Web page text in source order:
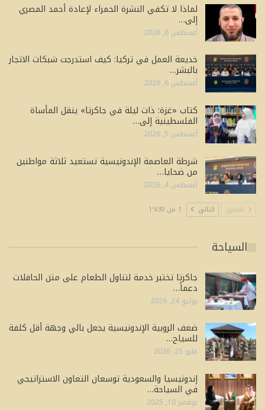
لماذا لا تكفي النشرة الحمراء لإعادة أحمد المصري
إلى…
أغسطس 6, 2026
خديعة العمل في تركيا: كيف استدرجت شبكات الاتجار
بالبشر…
أغسطس 6, 2026
كتاب «غزة: ذات ليلة في جاكرتا» ينقل المأساة
الفلسطينية إلى…
أغسطس 5, 2026
شرطة العاصمة الإندونيسية تستعيد ثلاثة مواطنين
من ضحايا…
أغسطس 4, 2026
السابق التالي 1 من 1٬630
السياحة
جاكرتا تختبر خدمة لتناول الطعام على متن الحافلات
دعماً…
يوليو 24, 2026
ضعف الروبية الإندونيسية يجعل بالي وجهة أقل كلفة
للسياح…
مايو 25, 2026
إندونيسيا والسعودية توسعان التعاون الاستراتيجي
في السياحة…
نوفمبر 10, 2025